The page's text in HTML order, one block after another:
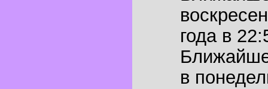
года в
в